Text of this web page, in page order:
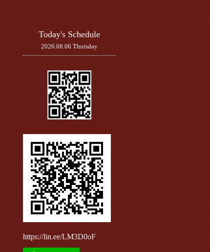
Today's Schedule
2026.08.06 Thursday
https://lin.ee/LM3D0oF